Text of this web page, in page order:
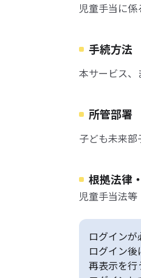
児童手当に
手続方法
本サービス、
所管部署
子ども未来
根拠法律
児童手当法等
ログイン
ログイン
再表示を行